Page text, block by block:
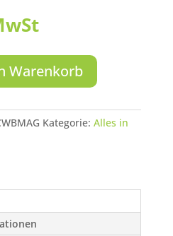
Warenkorb
Kategorie: Alles in